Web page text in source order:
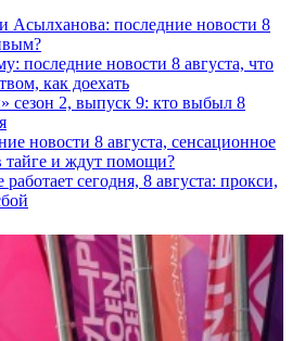
Асылханова: последние новости 8
последние новости 8 августа, что
как доехать
сезон 2, выпуск 9: кто выбыл 8
новости 8 августа, сенсационное
и ждут помощи?
сегодня, 8 августа: прокси,